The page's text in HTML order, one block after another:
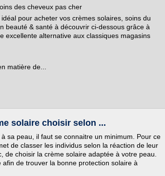
des cheveux pas cher
pour acheter vos crèmes solaires, soins du
beauté & santé à découvrir ci-dessous grâce à
excellente alternative aux classiques magasins
matière de...
solaire choisir selon ...
sa peau, il faut se connaitre un minimum. Pour ce
de classer les individus selon la réaction de leur
de choisir la crème solaire adaptée à votre peau.
de trouver la bonne protection solaire à